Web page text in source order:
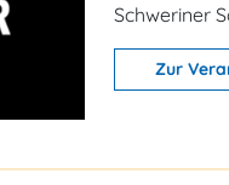
Schweriner
Zur